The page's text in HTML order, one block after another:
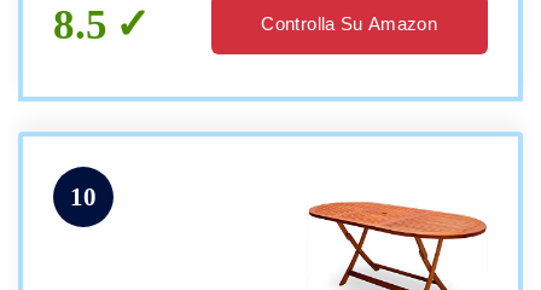
8.5 Controlla Su Amazon
10